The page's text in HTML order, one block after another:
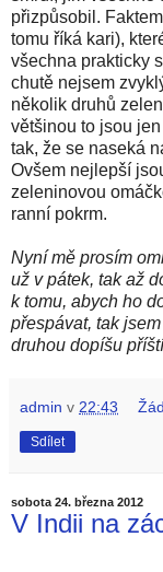
přizpůsobil.
tomu říká kari),
všechna prakticky
chutě nejsem
několik druhů
většinou to jsou
tak, že se naseká
Ovšem nejlepší
zeleninovou
ranní pokrm.
Nyní mě prosím
už v pátek, tak až
k tomu, abych ho
přespávat, tak
druhou dopíšu
admin v 22:43
Sdílet
sobota 24. března 2012
V Indii na